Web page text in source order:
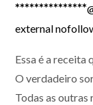
***************
external
Essa é a receita
O verdadeiro
Todas as outras